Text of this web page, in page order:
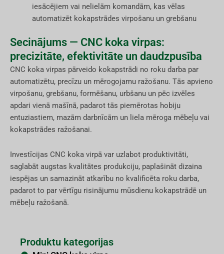
iesācējiem vai nelielām komandām, kas vēlas
automatizēt kokapstrādes virpošanu un grebšanu
Secinājums — CNC koka virpas:
precizitāte, efektivitāte un daudzpusība
CNC koka virpas pārveido kokapstrādi no roku darba par
automatizētu, precīzu un mērogojamu ražošanu. Tās apvieno
virpošanu, grebšanu, formēšanu, urbšanu un pēc izvēles
apdari vienā mašīnā, padarot tās piemērotas hobiju
entuziastiem, mazām darbnīcām un liela mēroga mēbeļu vai
kokapstrādes ražošanai.
Investīcijas CNC koka virpā var uzlabot produktivitāti,
saglabāt augstas kvalitātes produkciju, paplašināt dizaina
iespējas un samazināt atkarību no kvalificēta roku darba,
padarot to par vērtīgu risinājumu mūsdienu kokapstrādē un
mēbeļu ražošanā.
Produktu kategorijas